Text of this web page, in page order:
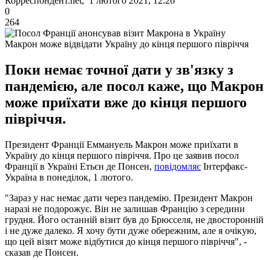
0
264
Макрон може відвідати Україну до кінця першого півріччя
Поки немає точної дати у зв'язку з
пандемією, але посол каже, що Макрон
може приїхати вже до кінця першого
півріччя.
Президент Франції Еммануель Макрон може приїхати в
Україну до кінця першого півріччя. Про це заявив посол
Франції в Україні Етьєн де Понсен, повідомляє Інтерфакс-
Україна в понеділок, 1 лютого.
"Зараз у нас немає дати через пандемію. Президент Макрон
наразі не подорожує. Він не залишав Францію з середини
грудня. Його останній візит був до Брюсселя, не двосторонній
і не дуже далеко. Я хочу бути дуже обережним, але я очікую,
що цей візит може відбутися до кінця першого півріччя", -
сказав де Понсен.